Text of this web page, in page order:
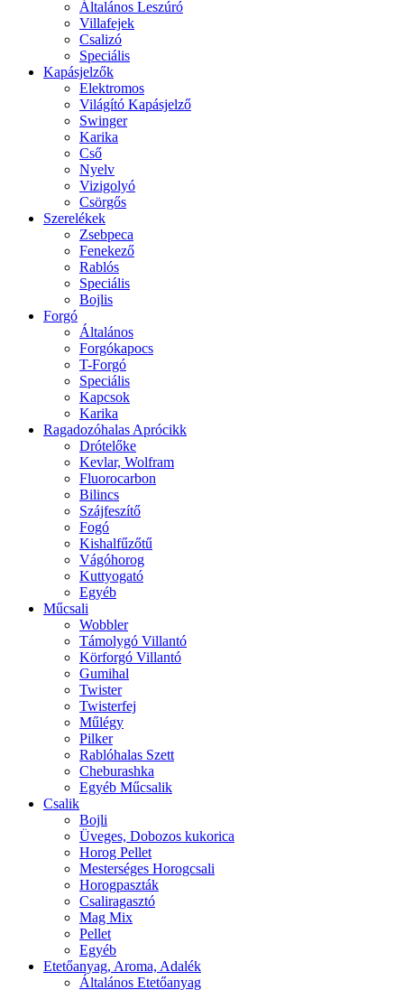
Általános Leszúró
Villafejek
Csalizó
Speciális
Kapásjelzők
Elektromos
Világító Kapásjelző
Swinger
Karika
Cső
Nyelv
Vizigolyó
Csörgős
Szerelékek
Zsebpeca
Fenekező
Rablós
Speciális
Bojlis
Forgó
Általános
Forgókapocs
T-Forgó
Speciális
Kapcsok
Karika
Ragadozóhalas Aprócikk
Drótelőke
Kevlar, Wolfram
Fluorocarbon
Bilincs
Szájfeszítő
Fogó
Kishalfűzőtű
Vágóhorog
Kuttyogató
Egyéb
Műcsali
Wobbler
Támolygó Villantó
Körforgó Villantó
Gumihal
Twister
Twisterfej
Műlégy
Pilker
Rablóhalas Szett
Cheburashka
Egyéb Műcsalik
Csalik
Bojli
Üveges, Dobozos kukorica
Horog Pellet
Mesterséges Horogcsali
Horogpaszták
Csaliragasztó
Mag Mix
Pellet
Egyéb
Etetőanyag, Aroma, Adalék
Általános Etetőanyag